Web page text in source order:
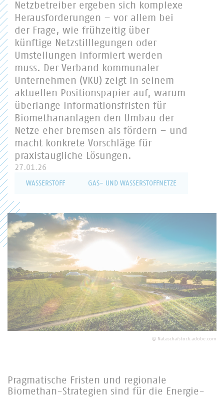
Netzbetreiber ergeben sich komplexe
Herausforderungen – vor allem bei
der Frage, wie frühzeitig über
künftige Netzstilllegungen oder
Umstellungen informiert werden
muss. Der Verband kommunaler
Unternehmen (VKU) zeigt in seinem
aktuellen Positionspapier auf, warum
überlange Informationsfristen für
Biomethananlagen den Umbau der
Netze eher bremsen als fördern – und
macht konkrete Vorschläge für
praxistaugliche Lösungen.
27.01.26
WASSERSTOFF GAS- UND WASSERSTOFFNETZE
© Natascha/stock.adobe.com
Pragmatische Fristen und regionale
Biomethan-Strategien sind für die Energie-